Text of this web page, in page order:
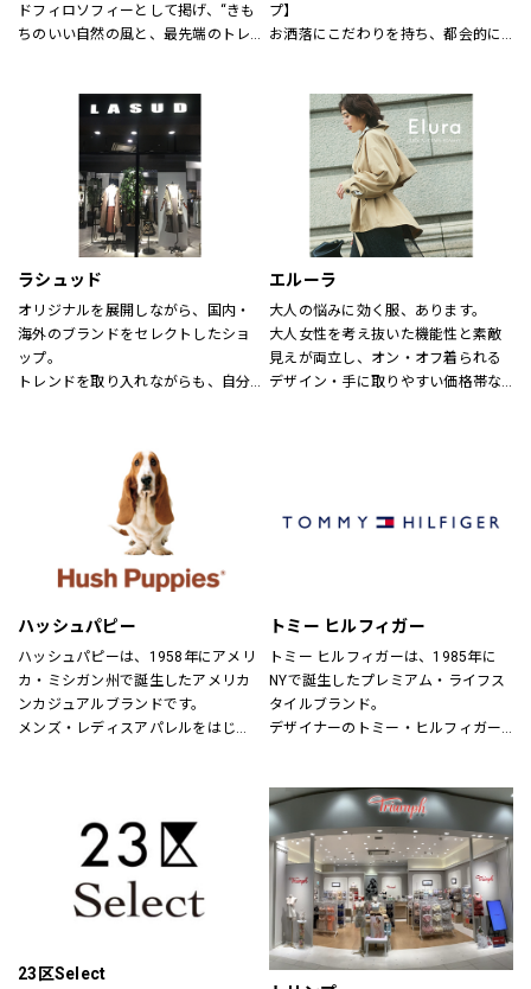
ドフィロソフィーとして掲げ、“きも
ちのいい自然の風と、最先端のトレ
るような、健康的で、スタイリッシ
ュなライフスタイル”を提案するブラ
プ】
お洒落にこだわりを持ち、都会的に
案型セレクトショップ。
自然空間に存在する色と素材、様々
なテイストが融合した居心地の良い
店内でくつろぎながらお洒落が楽し
める、そんな空間をご提供します。
～メンバーズカードについて～
5,500円（税込）お買い上げ毎に、ス
24個スタンプで5,500円の割引カー
ドとしてご利用頂けます。
有効期限はございません。全店舗に
て使用できます。
（CottonHouse Aya）、バスコ
ィウミ（MidiUmi）、エトレリー
（etre relie）、ノンブルアンペール
（NOMBRE IMPAIR）、フィルデフェ
ール（FIL DE FER）、秋霞堂（シュ
ウカドウ）、アントゲージ
（BLANC basque）、カーキ
（KHA:KI）、ケレン（KELEN）、ラ
プレ（RaPPELER）、ルシェルドハ
リス(le ciel deHARRISS)、トランジ
ットパーサッチ(TRANSIT PAR-
SUCH)、スタンプアンドダイアリー
(STAMP AND DIARY)、ユティリテ
(Utilite)、インディマーク
(INDIMARK)、イェン(YENN)、シニヨ
ラシュッド
オリジナルを展開しながら、国内・
海外のブランドをセレクトしたショ
ップ。
トレンドを取り入れながらも、自分
エルーラ
大人の悩みに効く服、あります。
大人女性を考え抜いた機能性と素敵
見えが両立し、オン・オフ着られる
デザイン・手に取りやすい価格帯な
ハッシュパピー
ハッシュパピーは、1958年にアメリ
カ・ミシガン州で誕生したアメリカ
ンカジュアルブランドです。
メンズ・レディスアパレルをはじ
催！皆様のご来店を心よりお待ちし
ております！
トミー ヒルフィガー
トミー ヒルフィガーは、1985年に
NYで誕生したプレミアム・ライフス
タイルブランド。
デザイナーのトミー・ヒルフィガー
にモダンなツイストを加えた、遊び
心と上品さが特徴です。
23区Select